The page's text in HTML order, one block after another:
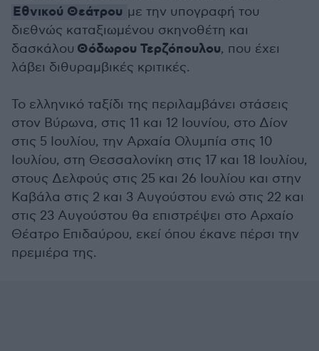
Εθνικού Θεάτρου με την υπογραφή του
διεθνώς καταξιωμένου σκηνοθέτη και
δασκάλου Θόδωρου Τερζόπουλου, που έχει
λάβει διθυραμβικές κριτικές.
Το ελληνικό ταξίδι της περιλαμβάνει στάσεις
στον Βύρωνα, στις 11 και 12 Ιουνίου, στο Δίον
στις 5 Ιουλίου, την Αρχαία Ολυμπία στις 10
Ιουλίου, στη Θεσσαλονίκη στις 17 και 18 Ιουλίου,
στους Δελφούς στις 25 και 26 Ιουλίου και στην
Καβάλα στις 2 και 3 Αυγούστου ενώ στις 22 και
στις 23 Αυγούστου θα επιστρέψει στο Αρχαίο
Θέατρο Επιδαύρου, εκεί όπου έκανε πέρσι την
πρεμιέρα της.